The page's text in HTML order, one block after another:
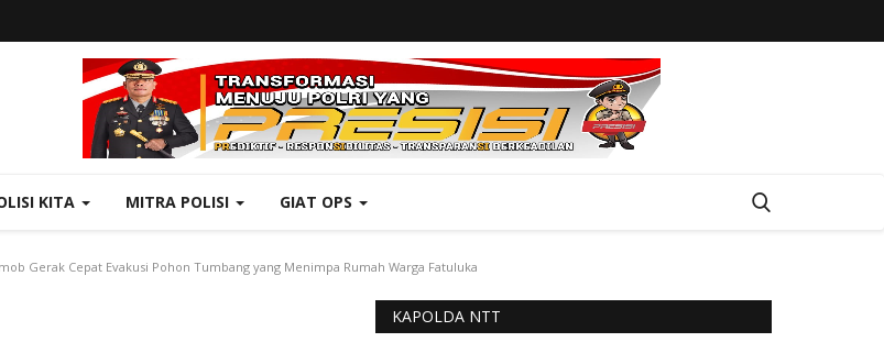
KITA MITRA POLISI GIAT OPS
Gerak Cepat Evakusi Pohon Tumbang yang Menimpa Rumah Warga Fatuluka
KAPOLDA NTT